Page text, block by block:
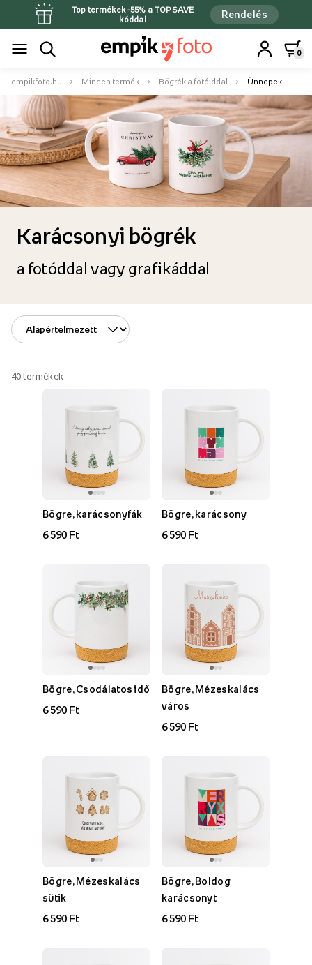
Top termékek -55% a TOPSAVE
kóddal
Rendelés
0
empikfoto.hu Minden termék Bögrék a fotóiddal Ünnepek
Karácsonyi bögrék
a fotóddal vagy grafikáddal
40 termékek
Bögre, karácsonyfák
6 590 Ft
Bögre, karácsony
6 590 Ft
Bögre, Csodálatos idő
6 590 Ft
Bögre, Mézeskalács
város
6 590 Ft
Bögre, Mézeskalács
sütik
6 590 Ft
Bögre, Boldog
karácsonyt
6 590 Ft